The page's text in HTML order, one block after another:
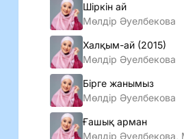
Шіркін ай
Мөлдір Әуелбекова
Халқым-ай (2015)
Мөлдiр Әуелбекова
Бiрге жанымыз
Мөлдiр Әуелбекова
Ғашық арман